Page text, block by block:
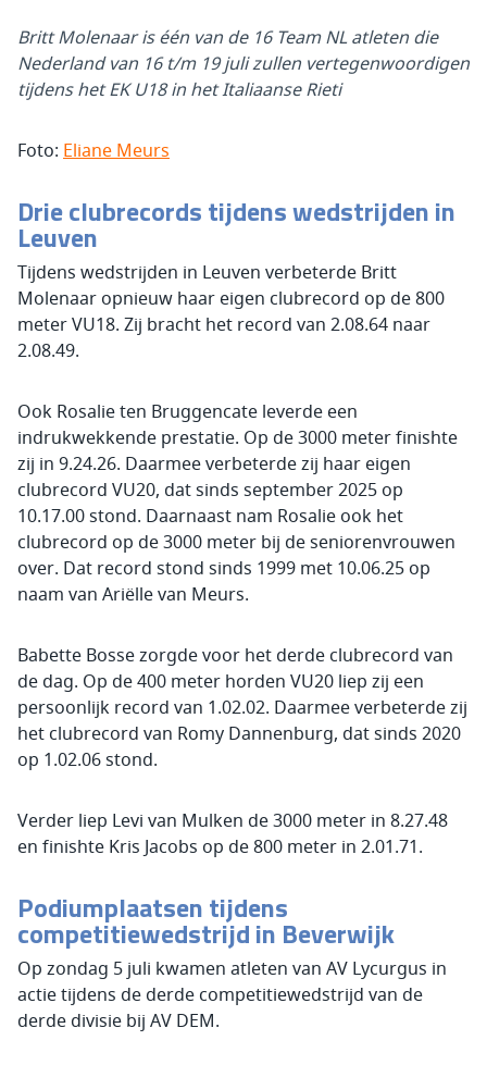
Britt Molenaar is één van de 16 Team NL atleten die
Nederland van 16 t/m 19 juli zullen vertegenwoordigen
tijdens het EK U18 in het Italiaanse Rieti
Foto: Eliane Meurs
Drie clubrecords tijdens wedstrijden in
Leuven
Tijdens wedstrijden in Leuven verbeterde Britt
Molenaar opnieuw haar eigen clubrecord op de 800
meter VU18. Zij bracht het record van 2.08.64 naar
2.08.49.
Ook Rosalie ten Bruggencate leverde een
indrukwekkende prestatie. Op de 3000 meter finishte
zij in 9.24.26. Daarmee verbeterde zij haar eigen
clubrecord VU20, dat sinds september 2025 op
10.17.00 stond. Daarnaast nam Rosalie ook het
clubrecord op de 3000 meter bij de seniorenvrouwen
over. Dat record stond sinds 1999 met 10.06.25 op
naam van Ariëlle van Meurs.
Babette Bosse zorgde voor het derde clubrecord van
de dag. Op de 400 meter horden VU20 liep zij een
persoonlijk record van 1.02.02. Daarmee verbeterde zij
het clubrecord van Romy Dannenburg, dat sinds 2020
op 1.02.06 stond.
Verder liep Levi van Mulken de 3000 meter in 8.27.48
en finishte Kris Jacobs op de 800 meter in 2.01.71.
Podiumplaatsen tijdens
competitiewedstrijd in Beverwijk
Op zondag 5 juli kwamen atleten van AV Lycurgus in
actie tijdens de derde competitiewedstrijd van de
derde divisie bij AV DEM.